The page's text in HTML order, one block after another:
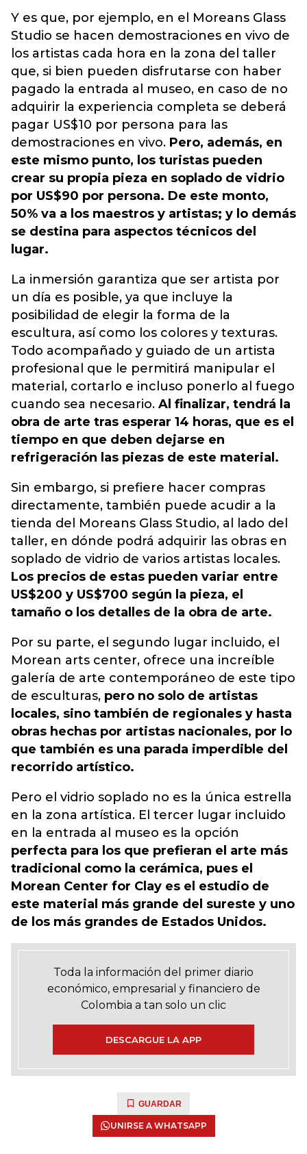
Y es que, por ejemplo, en el Moreans Glass
Studio se hacen demostraciones en vivo de
los artistas cada hora en la zona del taller
que, si bien pueden disfrutarse con haber
pagado la entrada al museo, en caso de no
adquirir la experiencia completa se deberá
pagar US$10 por persona para las
demostraciones en vivo. Pero, además, en
este mismo punto, los turistas pueden
crear su propia pieza en soplado de vidrio
por US$90 por persona. De este monto,
50% va a los maestros y artistas; y lo demás
se destina para aspectos técnicos del
lugar.
La inmersión garantiza que ser artista por
un día es posible, ya que incluye la
posibilidad de elegir la forma de la
escultura, así como los colores y texturas.
Todo acompañado y guiado de un artista
profesional que le permitirá manipular el
material, cortarlo e incluso ponerlo al fuego
cuando sea necesario. Al finalizar, tendrá la
obra de arte tras esperar 14 horas, que es el
tiempo en que deben dejarse en
refrigeración las piezas de este material.
Sin embargo, si prefiere hacer compras
directamente, también puede acudir a la
tienda del Moreans Glass Studio, al lado del
taller, en dónde podrá adquirir las obras en
soplado de vidrio de varios artistas locales.
Los precios de estas pueden variar entre
US$200 y US$700 según la pieza, el
tamaño o los detalles de la obra de arte.
Por su parte, el segundo lugar incluido, el
Morean arts center, ofrece una increíble
galería de arte contemporáneo de este tipo
de esculturas, pero no solo de artistas
locales, sino también de regionales y hasta
obras hechas por artistas nacionales, por lo
que también es una parada imperdible del
recorrido artístico.
Pero el vidrio soplado no es la única estrella
en la zona artística. El tercer lugar incluido
en la entrada al museo es la opción
perfecta para los que prefieran el arte más
tradicional como la cerámica, pues el
Morean Center for Clay es el estudio de
este material más grande del sureste y uno
de los más grandes de Estados Unidos.
Toda la información del primer diario
económico, empresarial y financiero de
Colombia a tan solo un clic
DESCARGUE LA APP
GUARDAR
UNIRSE A WHATSAPP